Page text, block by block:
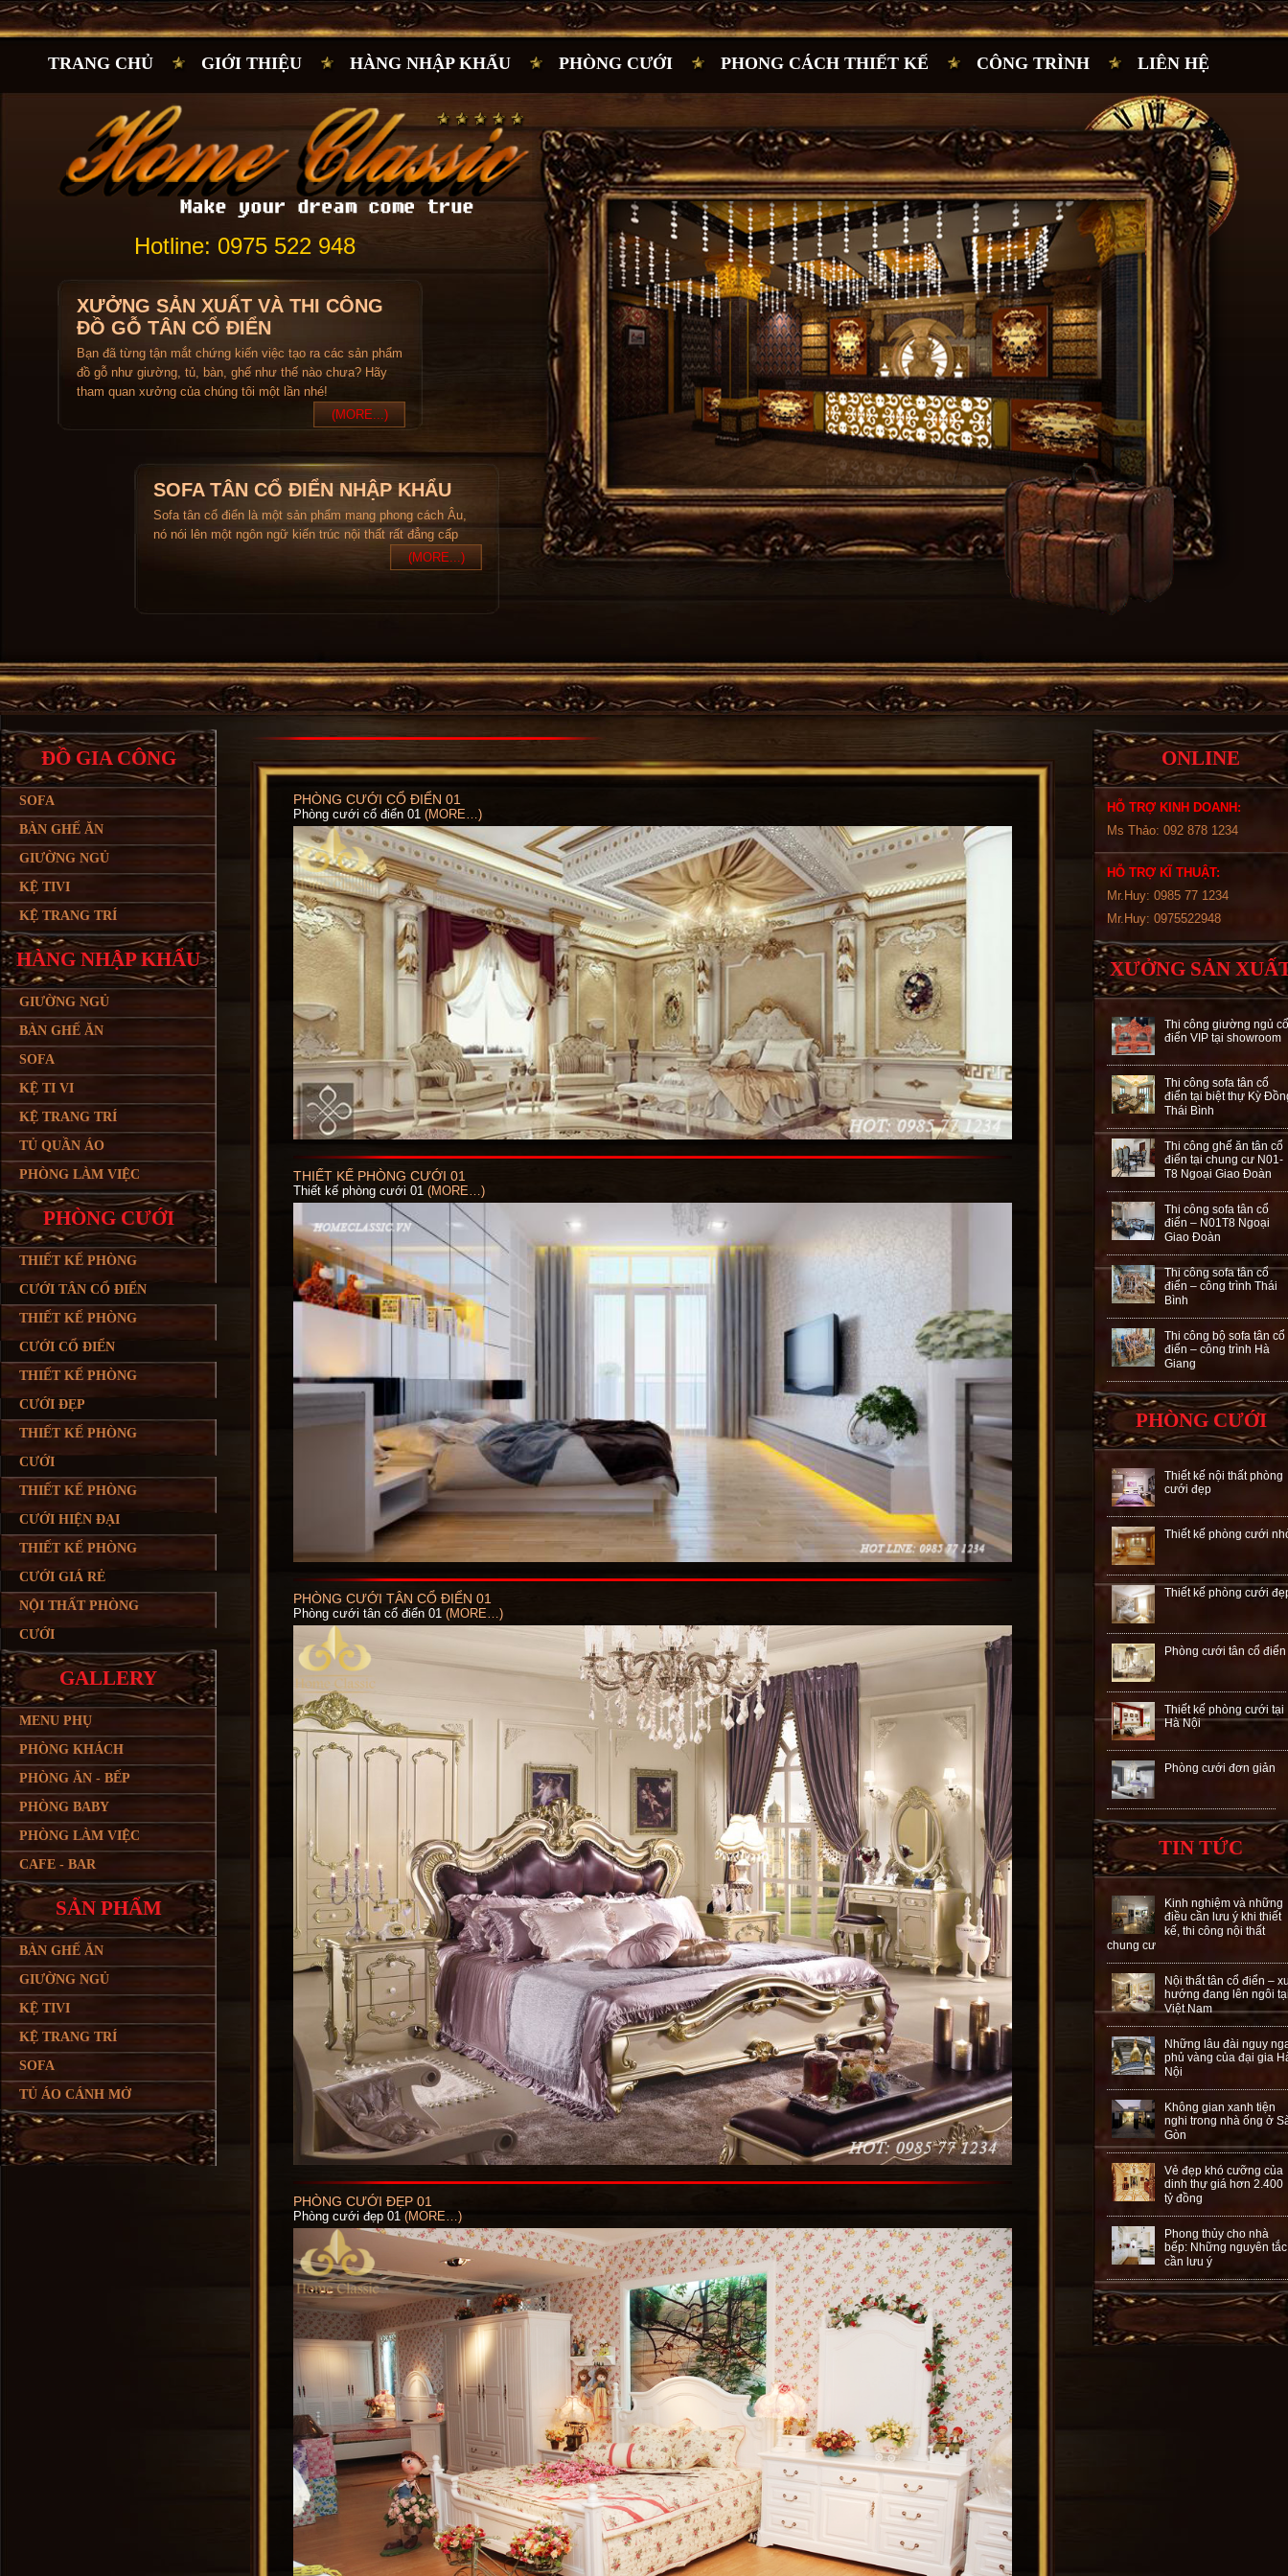
TRANG CHỦ GIỚI THIỆU HÀNG NHẬP KHẨU PHÒNG CƯỚI PHONG CÁCH THIẾT KẾ CÔNG TRÌNH LIÊN HỆ
Hotline: 0975 522 948
XƯỞNG SẢN XUẤT VÀ THI CÔNG
ĐỒ GỖ TÂN CỔ ĐIỂN
Bạn đã từng tận mắt chứng kiến việc tạo ra các sản phẩm
đồ gỗ như giường, tủ, bàn, ghế như thế nào chưa? Hãy
tham quan xưởng của chúng tôi một lần nhé!
(MORE...)
SOFA TÂN CỔ ĐIỂN NHẬP KHẨU
Sofa tân cổ điển là một sản phẩm mang phong cách Âu,
nó nói lên một ngôn ngữ kiến trúc nội thất rất đẳng cấp
(MORE...)
ĐỒ GIA CÔNG
SOFA
BÀN GHẾ ĂN
GIƯỜNG NGỦ
KỆ TIVI
KỆ TRANG TRÍ
HÀNG NHẬP KHẨU
GIƯỜNG NGỦ
BÀN GHẾ ĂN
SOFA
KỆ TI VI
KỆ TRANG TRÍ
TỦ QUẦN ÁO
PHÒNG LÀM VIỆC
PHÒNG CƯỚI
THIẾT KẾ PHÒNG
CƯỚI TÂN CỔ ĐIỂN
THIẾT KẾ PHÒNG
CƯỚI CỔ ĐIỂN
THIẾT KẾ PHÒNG
CƯỚI ĐẸP
THIẾT KẾ PHÒNG
CƯỚI
THIẾT KẾ PHÒNG
CƯỚI HIỆN ĐẠI
THIẾT KẾ PHÒNG
CƯỚI GIÁ RẺ
NỘI THẤT PHÒNG
CƯỚI
GALLERY
MENU PHỤ
PHÒNG KHÁCH
PHÒNG ĂN - BẾP
PHÒNG BABY
PHÒNG LÀM VIỆC
CAFE - BAR
SẢN PHẨM
BÀN GHẾ ĂN
GIƯỜNG NGỦ
KỆ TIVI
KỆ TRANG TRÍ
SOFA
TỦ ÁO CÁNH MỞ
PHÒNG CƯỚI CỔ ĐIỂN 01
Phòng cưới cổ điển 01 (MORE…)
THIẾT KẾ PHÒNG CƯỚI 01
Thiết kế phòng cưới 01 (MORE…)
PHÒNG CƯỚI TÂN CỔ ĐIỂN 01
Phòng cưới tân cổ điển 01 (MORE…)
PHÒNG CƯỚI ĐẸP 01
Phòng cưới đẹp 01 (MORE…)
ONLINE
HỖ TRỢ KINH DOANH:
Ms Thảo: 092 878 1234
HỖ TRỢ KĨ THUẬT:
Mr.Huy: 0985 77 1234
Mr.Huy: 0975522948
XƯỞNG SẢN
Thi công giường ngủ cổ
điển VIP tại showroom
Thi công sofa tân cổ
điển tại biệt thự Kỳ
Thái Bình
Thi công ghế ăn tân cổ
điển tại chung cư N01-
T8 Ngoại Giao Đoàn
Thi công sofa tân cổ
điển – N01T8 Ngoại
Giao Đoàn
Thi công sofa tân cổ
điển – công trình Thái
Bình
Thi công bộ sofa tân cổ
điển – công trình Hà
Giang
PHÒNG CƯỚI
Thiết kế nội thất phòng
cưới đẹp
Thiết kế phòng cưới
Thiết kế phòng cưới
Phòng cưới tân cổ điển
Thiết kế phòng cưới tại
Hà Nội
Phòng cưới đơn giản
TIN TỨC
Kinh nghiệm và những
điều cần lưu ý khi thiết
kế, thi công nội thất
chung cư
Nội thất tân cổ điển –
hướng đang lên ngôi
Việt Nam
Những lâu đài nguy
phủ vàng của đại gia
Nội
Không gian xanh tiện
nghi trong nhà ống ở
Gòn
Vẻ đẹp khó cưỡng của
dinh thự giá hơn 2.400
tỷ đồng
Phong thủy cho nhà
bếp: Những nguyên tắc
cần lưu ý